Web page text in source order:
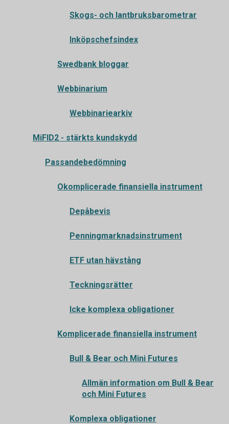
Skogs- och lantbruksbarometrar
Inköpschefsindex
Swedbank bloggar
Webbinarium
Webbinariearkiv
MiFID2 - stärkts kundskydd
Passandebedömning
Okomplicerade finansiella instrument
Depåbevis
Penningmarknadsinstrument
ETF utan hävstång
Teckningsrätter
Icke komplexa obligationer
Komplicerade finansiella instrument
Bull & Bear och Mini Futures
Allmän information om Bull & Bear
och Mini Futures
Komplexa obligationer